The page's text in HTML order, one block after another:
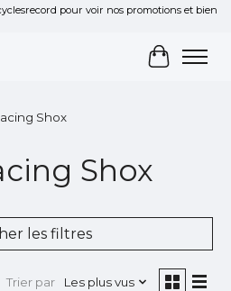
pour voir nos promotions et bien
Panier
Shox
Shox
les filtres
Trier par Les plus vus